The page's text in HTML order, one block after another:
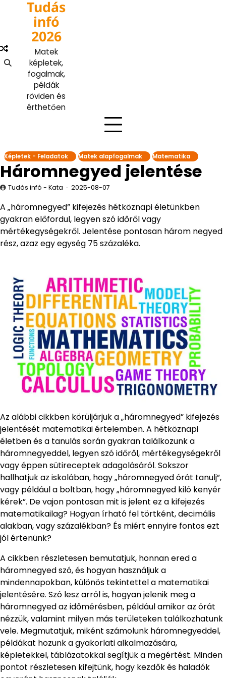
Tudás
infó
2026
Matek
képletek,
fogalmak,
példák
röviden és
érthetően
Képletek - Feladatok Matek alapfogalmak Matematika
Háromnegyed jelentése
Tudás infó - Kata 2025-08-07
A „háromnegyed” kifejezés hétköznapi életünkben
gyakran előfordul, legyen szó időről vagy
mértékegységekről. Jelentése pontosan három negyed
rész, azaz egy egység 75 százaléka.
Az alábbi cikkben körüljárjuk a „háromnegyed” kifejezés
jelentését matematikai értelemben. A hétköznapi
életben és a tanulás során gyakran találkozunk a
háromnegyeddel, legyen szó időről, mértékegységekről
vagy éppen sütireceptek adagolásáról. Sokszor
hallhatjuk az iskolában, hogy „háromnegyed órát tanulj”,
vagy például a boltban, hogy „háromnegyed kiló kenyér
kérek”. De vajon pontosan mit is jelent ez a kifejezés
matematikailag? Hogyan írható fel törtként, decimális
alakban, vagy százalékban? És miért ennyire fontos ezt
jól értenünk?
A cikkben részletesen bemutatjuk, honnan ered a
háromnegyed szó, és hogyan használjuk a
mindennapokban, különös tekintettel a matematikai
jelentésére. Szó lesz arról is, hogyan jelenik meg a
háromnegyed az időmérésben, például amikor az órát
nézzük, valamint milyen más területeken találkozhatunk
vele. Megmutatjuk, miként számolunk háromnegyeddel,
példákat hozunk a gyakorlati alkalmazására,
képletekkel, táblázatokkal segítjük a megértést. Minden
pontot részletesen kifejtünk, hogy kezdők és haladók